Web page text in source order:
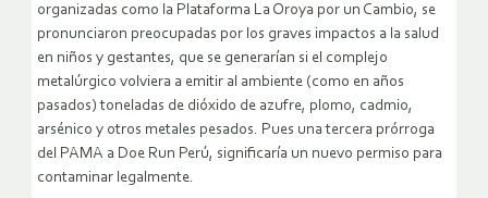
organizadas como la Plataforma La Oroya por un Cambio, se
pronunciaron preocupadas por los graves impactos a la salud
en niños y gestantes, que se generarían si el complejo
metalúrgico volviera a emitir al ambiente (como en años
pasados) toneladas de dióxido de azufre, plomo, cadmio,
arsénico y otros metales pesados. Pues una tercera prórroga
del PAMA a Doe Run Perú, significaría un nuevo permiso para
contaminar legalmente.